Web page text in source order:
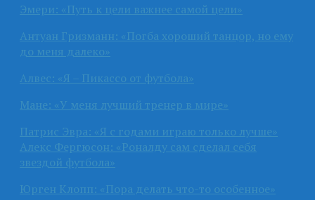
Эмери: «Путь к цели важнее самой цели»
Антуан Гризманн: «Погба хороший танцор, но ему
до меня далеко»
Алвес: «Я – Пикассо от футбола»
Мане: «У меня лучший тренер в мире»
Патрис Эвра: «Я с годами играю только лучше»
Алекс Фергюсон: «Роналду сам сделал себя
звездой футбола»
Юрген Клопп: «Пора делать что-то особенное»